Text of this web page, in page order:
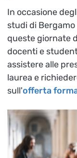
In occasione
studi di
queste giornate
docenti e
assistere alle
laurea e
sull'offerta